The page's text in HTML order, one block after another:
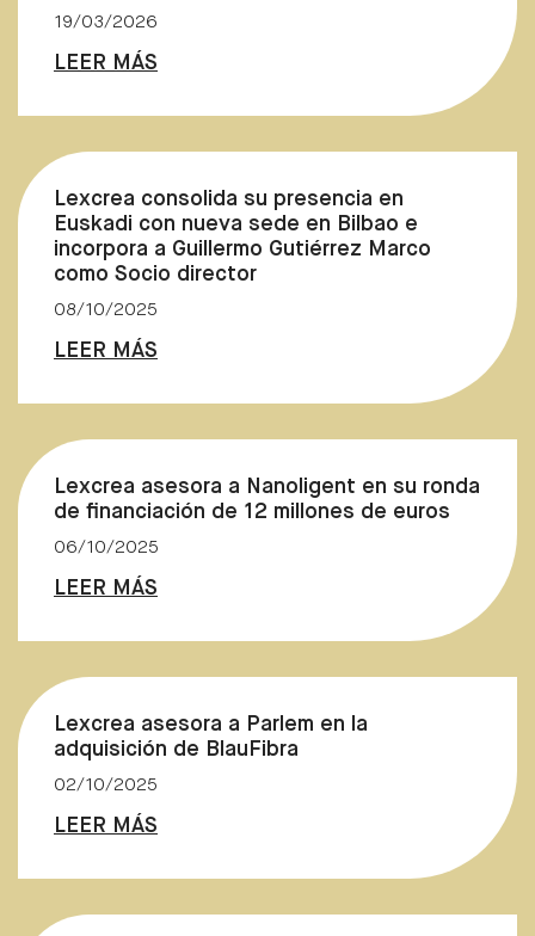
19/03/2026
LEER MÁS
Lexcrea consolida su presencia en
Euskadi con nueva sede en Bilbao e
incorpora a Guillermo Gutiérrez Marco
como Socio director
08/10/2025
LEER MÁS
Lexcrea asesora a Nanoligent en su ronda
de financiación de 12 millones de euros
06/10/2025
LEER MÁS
Lexcrea asesora a Parlem en la
adquisición de BlauFibra
02/10/2025
LEER MÁS